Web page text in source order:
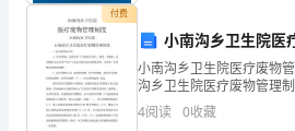
付费
小南沟乡卫生院医
小南沟乡卫生院医疗废物
沟乡卫生院医疗废物管理
疗废物，是指医疗卫生机
她有关活动中产生日勺具
4阅读 0收藏